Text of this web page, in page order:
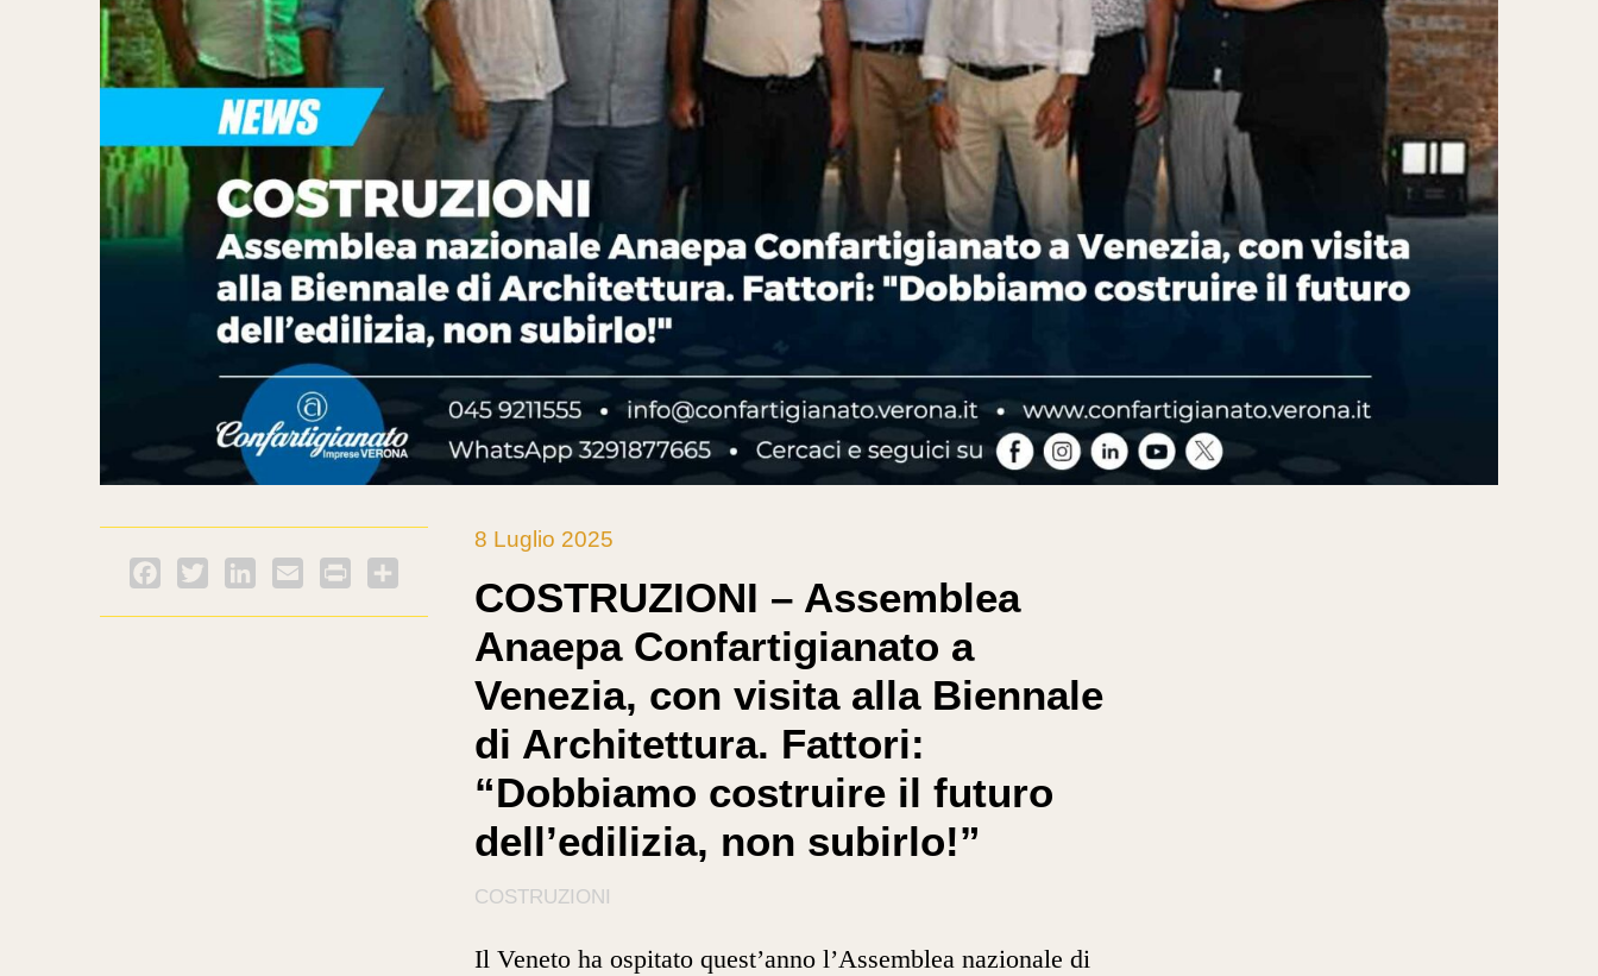
Facebook
Twitter LinkedInEmail PrintFriendly
8 Luglio 2025
COSTRUZIONI – Assemblea
Anaepa Confartigianato a
Venezia, con visita alla Biennale
di Architettura. Fattori:
“Dobbiamo costruire il futuro
dell’edilizia, non subirlo!”
COSTRUZIONI
Il Veneto ha ospitato quest’anno l’Assemblea nazionale di